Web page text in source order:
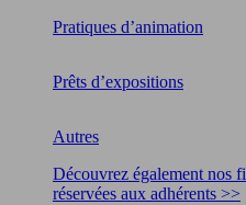
Pratiques d’animation
Prêts d’expositions
Autres
Découvrez également nos
réservées aux adhérents >>